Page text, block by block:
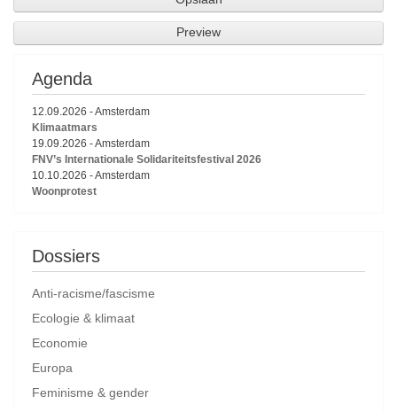
Agenda
12.09.2026 -Amsterdam
Klimaatmars
19.09.2026 -Amsterdam
FNV’s Internationale Solidariteitsfestival 2026
10.10.2026 -Amsterdam
Woonprotest
Dossiers
Anti-racisme/fascisme
Ecologie & klimaat
Economie
Europa
Feminisme & gender